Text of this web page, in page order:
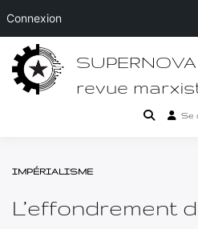
Passer
contenu
SUPERNOVA
revue
Se
IMPÉRIALISME
L’effondrement
Connexion